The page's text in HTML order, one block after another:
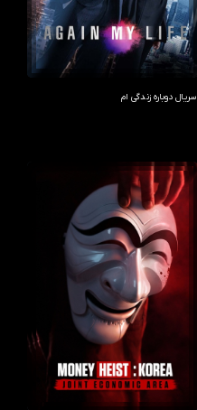
سریال دوباره زندگی ام